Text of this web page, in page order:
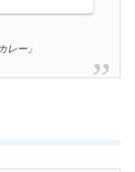
レー」